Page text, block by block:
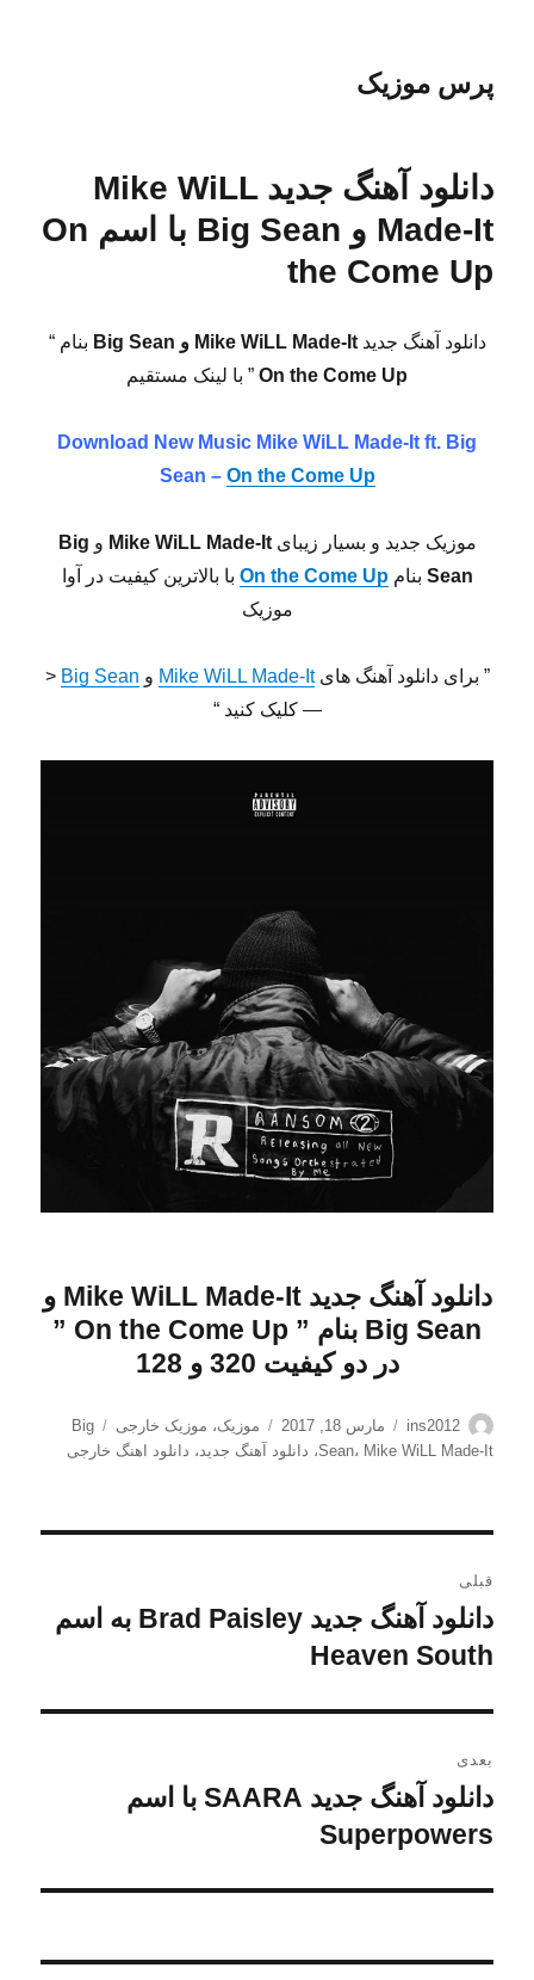
پرس موزیک
دانلود آهنگ جدید Mike WiLL
Made-It و Big Sean با اسم On
the Come Up
دانلود آهنگ جدید Mike WiLL Made-It و Big Sean
بنام “
On the Come Up ” با لینک مستقیم
Download New Music Mike WiLL Made-It ft. Big
Sean – On the Come Up
موزیک جدید و بسیار زیبایMike WiLL Made-It و Big
Sean بنام On the Come Up با بالاترین کیفیت در آوا
موزیک
” برای دانلود آهنگ هایMike WiLL Made-It و Big Sean
<
— کلیک کنید “
دانلود آهنگ جدید Mike WiLL Made-It و
Big Sean بنام ” On the Come Up
”
در دو کیفیت 320 و 128
نویسنده
ins2012
ارسال
شده
مارس 18, 2017 دسته‌ها
موزیک، موزیک خارجی برچسب‌ها
Big
Sean، Mike WiLL Made-It ، دانلود آهنگ جدید، دانلود اهنگ خارجی
نوشته
قبلی
نوشته
قبلی:
دانلود آهنگ جدید Brad Paisley به اسم
Heaven South
بعدی
نوشته
بعدی:
دانلود آهنگ جدید SAARA با اسم
Superpowers